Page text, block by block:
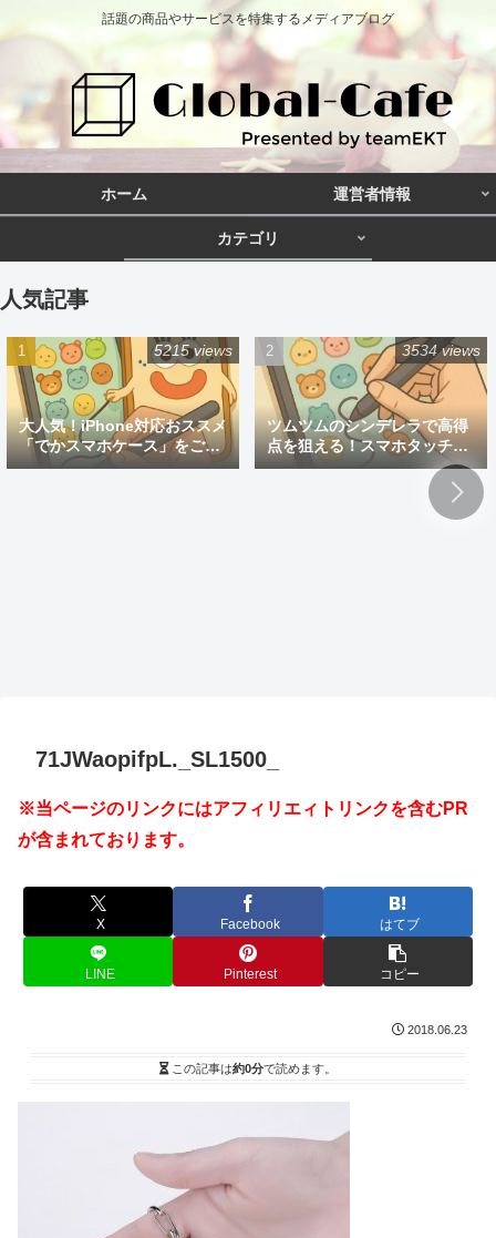
話題の商品やサービスを特集するメディアブログ
ホーム 運営者情報
カテゴリ
人気記事
大人気！iPhone対応おススメ
「でかスマホケース」をご紹
介
5215 views
ツムツムのシンデレラで高得
点を狙える！スマホタッチペ
ン
3534 views
71JWaopifpL._SL1500_
※当ページのリンクにはアフィリエィトリンクを含むPR
が含まれております。
X Facebook はてブ
LINE Pinterest コピー
2018.06.23
この記事は約0分で読めます。